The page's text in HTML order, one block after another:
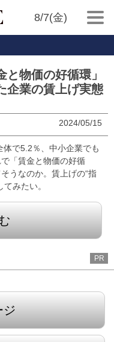
8/7(金)
と物価の好循環」
企業の賃上げ実態
2024/05/15
で5.2％、中小企業でも
「賃金と物価の好循
うなのか。賃上げの“指
みたい。
PR
ジ